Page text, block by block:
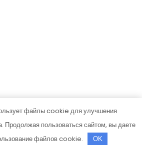
файлы cookie для улучшения
Продолжая пользоваться сайтом, вы даете
файлов cookie.
OK